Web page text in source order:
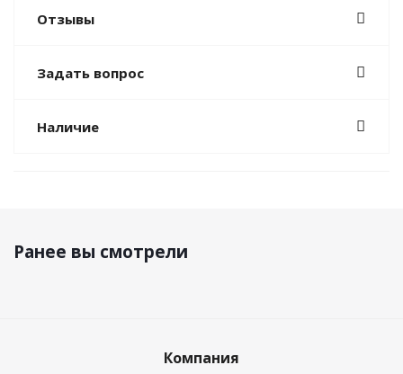
Отзывы
Задать вопрос
Наличие
Ранее вы смотрели
Компания